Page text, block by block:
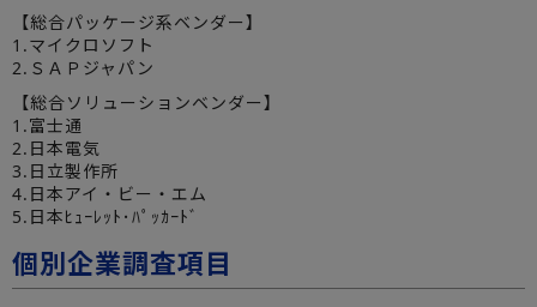
【総合パッケージ系ベンダー】
1.マイクロソフト
2.ＳＡＰジャパン
【総合ソリューションベンダー】
1.富士通
2.日本電気
3.日立製作所
4.日本アイ・ビー・エム
5.日本ﾋｭｰﾚｯﾄ･ﾊﾟｯｶｰﾄﾞ
個別企業調査項目